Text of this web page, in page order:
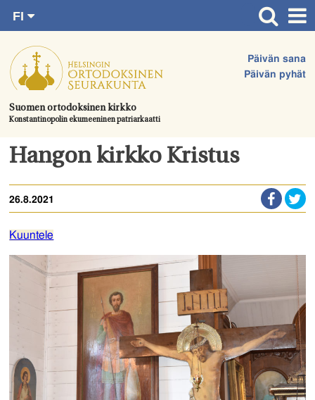
suoraan
sisältöön.
Suomen ortodoksinen kirkko
Konstantinopolin ekumeeninen patriarkaatti
Päivän sana
Päivän pyhät
FI
SV
EN
UA
Etusivu
Ajankohtaista
Juhlat & toimitukset
Kirkot
Tule mukaan
Hautausmaa
Yhteystiedot
Hangon kirkko Kristus
26.8.2021
Kuuntele